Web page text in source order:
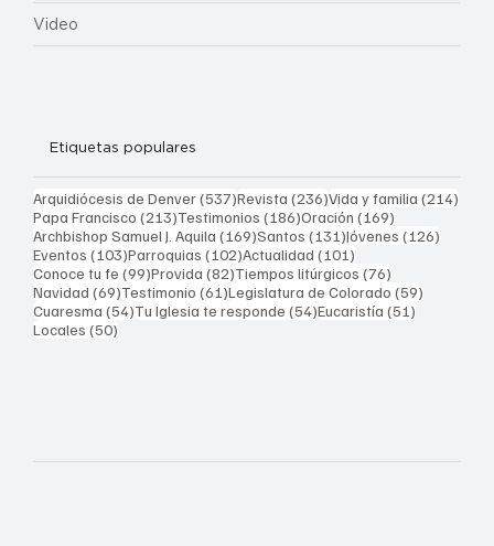
Video
Etiquetas populares
Arquidiócesis de Denver(537)537 entradas
Revista (236)236 entradas
Vida y familia (214)
Papa Francisco (213)213 entradas
Testimonios (186)186 entradas
Oración (169)
Archbishop Samuel J. Aquila (169)169 entradas
Santos (131)131 entradas
Jóvenes (126)
Eventos (103)103 entradas
Parroquias (102)102 entradas
Actualidad (101)
Conoce tu fe (99)99 entradas
Provida (82)82 entradas
Tiempos litúrgicos (76)
Navidad (69)69 entradas
Testimonio (61)61 entradas
Legislatura de Colorado (59)
Cuaresma (54)54 entradas
Tu Iglesia te responde (54)54 entradas
Eucaristía (51)
Locales (50)